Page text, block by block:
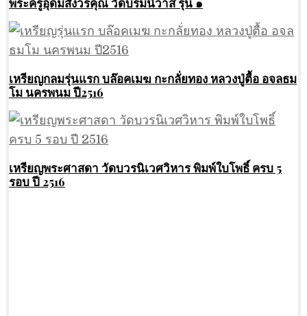
เหรียญกลมรุ่นแรก บล๊อคเมฆ กะกลั่ยทอง หลวงปู่ตื้อ อจลธม
โม นครพนม ปี2516
เหรียญพระศาสดา วัดบวรนิเวศวิหาร พิมพ์ใบโพธิ์ ครบ 5
รอบ ปี 2516